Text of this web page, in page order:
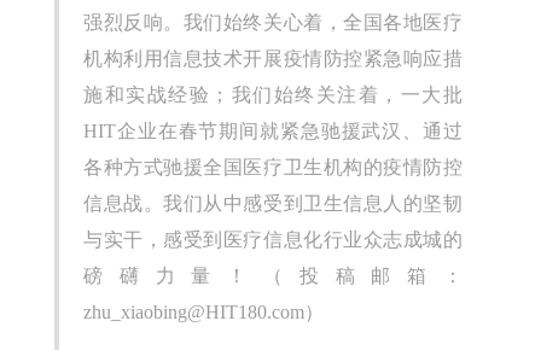
强烈反响。我们始终关心着，全国各地医疗
机构利用信息技术开展疫情防控紧急响应措
施和实战经验；我们始终关注着，一大批
HIT企业在春节期间就紧急驰援武汉、通过
各种方式驰援全国医疗卫生机构的疫情防控
信息战。我们从中感受到卫生信息人的坚韧
与实干，感受到医疗信息化行业众志成城的
磅礴力量！（投稿邮箱：
zhu_xiaobing@HIT180.com）